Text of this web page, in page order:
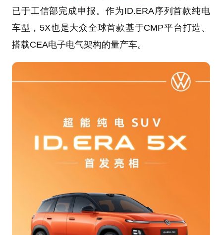
已于工信部完成申报。作为ID.ERA序列首款纯电
车型，5X也是大众全球首款基于CMP平台打造、
搭载CEA电子电气架构的量产车。